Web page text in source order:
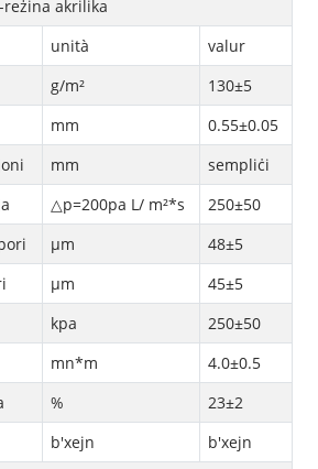
akrilika
unità
valur
g/m²
130±5
mm
0.55±0.05
mm
sempliċi
△p=200pa L/ m²*s
250±50
μm
48±5
μm
45±5
kpa
250±50
mn*m
4.0±0.5
%
23±2
b'xejn
b'xejn